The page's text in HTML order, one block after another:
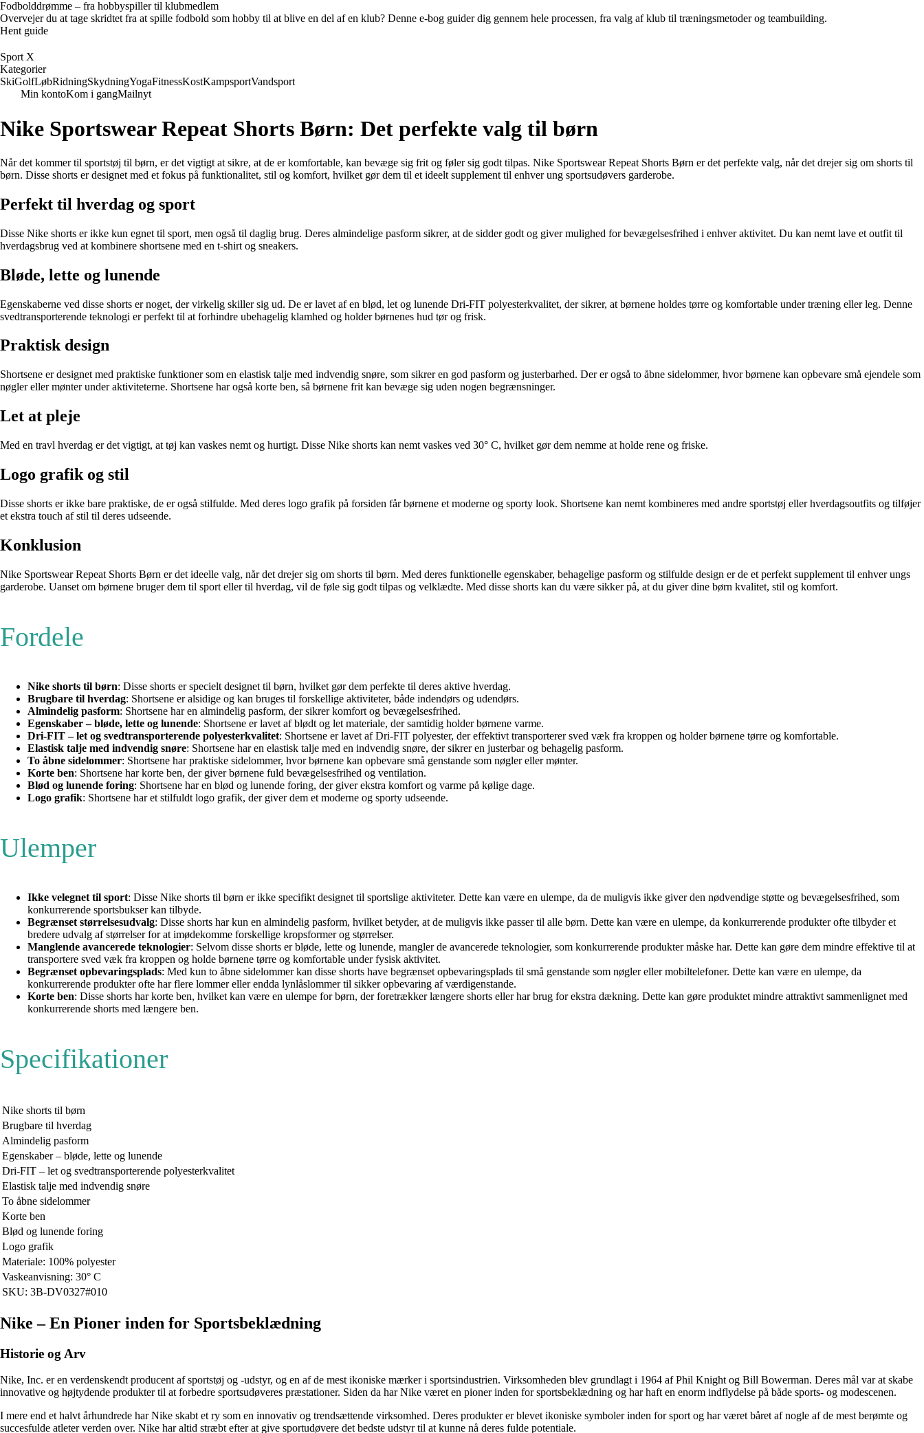
Fodbolddrømme – fra hobbyspiller til klubmedlem
Overvejer du at tage skridtet fra at spille fodbold som hobby til at blive en del af en klub? Denne e-bog guider dig gennem hele processen, fra valg af klub til træningsmetoder og teambuilding.
Hent guide
Sport X
Kategorier
SkiGolfLøbRidningSkydningYogaFitnessKostKampsportVandsport
Min kontoKom i gangMailnyt
Nike Sportswear Repeat Shorts Børn: Det perfekte valg til børn
Når det kommer til sportstøj til børn, er det vigtigt at sikre, at de er komfortable, kan bevæge sig frit og føler sig godt tilpas. Nike Sportswear Repeat Shorts Børn er det perfekte valg, når det drejer sig om shorts til
børn. Disse shorts er designet med et fokus på funktionalitet, stil og komfort, hvilket gør dem til et ideelt supplement til enhver ung sportsudøvers garderobe.
Perfekt til hverdag og sport
Disse Nike shorts er ikke kun egnet til sport, men også til daglig brug. Deres almindelige pasform sikrer, at de sidder godt og giver mulighed for bevægelsesfrihed i enhver aktivitet. Du kan nemt lave et outfit til
hverdagsbrug ved at kombinere shortsene med en t-shirt og sneakers.
Bløde, lette og lunende
Egenskaberne ved disse shorts er noget, der virkelig skiller sig ud. De er lavet af en blød, let og lunende Dri-FIT polyesterkvalitet, der sikrer, at børnene holdes tørre og komfortable under træning eller leg. Denne
svedtransporterende teknologi er perfekt til at forhindre ubehagelig klamhed og holder børnenes hud tør og frisk.
Praktisk design
Shortsene er designet med praktiske funktioner som en elastisk talje med indvendig snøre, som sikrer en god pasform og justerbarhed. Der er også to åbne sidelommer, hvor børnene kan opbevare små ejendele som
nøgler eller mønter under aktiviteterne. Shortsene har også korte ben, så børnene frit kan bevæge sig uden nogen begrænsninger.
Let at pleje
Med en travl hverdag er det vigtigt, at tøj kan vaskes nemt og hurtigt. Disse Nike shorts kan nemt vaskes ved 30° C, hvilket gør dem nemme at holde rene og friske.
Logo grafik og stil
Disse shorts er ikke bare praktiske, de er også stilfulde. Med deres logo grafik på forsiden får børnene et moderne og sporty look. Shortsene kan nemt kombineres med andre sportstøj eller hverdagsoutfits og tilføjer
et ekstra touch af stil til deres udseende.
Konklusion
Nike Sportswear Repeat Shorts Børn er det ideelle valg, når det drejer sig om shorts til børn. Med deres funktionelle egenskaber, behagelige pasform og stilfulde design er de et perfekt supplement til enhver ungs
garderobe. Uanset om børnene bruger dem til sport eller til hverdag, vil de føle sig godt tilpas og velklædte. Med disse shorts kan du være sikker på, at du giver dine børn kvalitet, stil og komfort.
Fordele
Nike shorts til børn: Disse shorts er specielt designet til børn, hvilket gør dem perfekte til deres aktive hverdag.
Brugbare til hverdag: Shortsene er alsidige og kan bruges til forskellige aktiviteter, både indendørs og udendørs.
Almindelig pasform: Shortsene har en almindelig pasform, der sikrer komfort og bevægelsesfrihed.
Egenskaber – bløde, lette og lunende: Shortsene er lavet af blødt og let materiale, der samtidig holder børnene varme.
Dri-FIT – let og svedtransporterende polyesterkvalitet: Shortsene er lavet af Dri-FIT polyester, der effektivt transporterer sved væk fra kroppen og holder børnene tørre og komfortable.
Elastisk talje med indvendig snøre: Shortsene har en elastisk talje med en indvendig snøre, der sikrer en justerbar og behagelig pasform.
To åbne sidelommer: Shortsene har praktiske sidelommer, hvor børnene kan opbevare små genstande som nøgler eller mønter.
Korte ben: Shortsene har korte ben, der giver børnene fuld bevægelsesfrihed og ventilation.
Blød og lunende foring: Shortsene har en blød og lunende foring, der giver ekstra komfort og varme på kølige dage.
Logo grafik: Shortsene har et stilfuldt logo grafik, der giver dem et moderne og sporty udseende.
Ulemper
Ikke velegnet til sport: Disse Nike shorts til børn er ikke specifikt designet til sportslige aktiviteter. Dette kan være en ulempe, da de muligvis ikke giver den nødvendige støtte og bevægelsesfrihed, som
konkurrerende sportsbukser kan tilbyde.
Begrænset størrelsesudvalg: Disse shorts har kun en almindelig pasform, hvilket betyder, at de muligvis ikke passer til alle børn. Dette kan være en ulempe, da konkurrerende produkter ofte tilbyder et
bredere udvalg af størrelser for at imødekomme forskellige kropsformer og størrelser.
Manglende avancerede teknologier: Selvom disse shorts er bløde, lette og lunende, mangler de avancerede teknologier, som konkurrerende produkter måske har. Dette kan gøre dem mindre effektive til at
transportere sved væk fra kroppen og holde børnene tørre og komfortable under fysisk aktivitet.
Begrænset opbevaringsplads: Med kun to åbne sidelommer kan disse shorts have begrænset opbevaringsplads til små genstande som nøgler eller mobiltelefoner. Dette kan være en ulempe, da
konkurrerende produkter ofte har flere lommer eller endda lynlåslommer til sikker opbevaring af værdigenstande.
Korte ben: Disse shorts har korte ben, hvilket kan være en ulempe for børn, der foretrækker længere shorts eller har brug for ekstra dækning. Dette kan gøre produktet mindre attraktivt sammenlignet med
konkurrerende shorts med længere ben.
Specifikationer
Nike shorts til børn
Brugbare til hverdag
Almindelig pasform
Egenskaber – bløde, lette og lunende
Dri-FIT – let og svedtransporterende polyesterkvalitet
Elastisk talje med indvendig snøre
To åbne sidelommer
Korte ben
Blød og lunende foring
Logo grafik
Materiale: 100% polyester
Vaskeanvisning: 30° C
SKU: 3B-DV0327#010
Nike – En Pioner inden for Sportsbeklædning
Historie og Arv
Nike, Inc. er en verdenskendt producent af sportstøj og -udstyr, og en af de mest ikoniske mærker i sportsindustrien. Virksomheden blev grundlagt i 1964 af Phil Knight og Bill Bowerman. Deres mål var at skabe
innovative og højtydende produkter til at forbedre sportsudøveres præstationer. Siden da har Nike været en pioner inden for sportsbeklædning og har haft en enorm indflydelse på både sports- og modescenen.
I mere end et halvt århundrede har Nike skabt et ry som en innovativ og trendsættende virksomhed. Deres produkter er blevet ikoniske symboler inden for sport og har været båret af nogle af de mest berømte og
succesfulde atleter verden over. Nike har altid stræbt efter at give sportudøvere det bedste udstyr til at kunne nå deres fulde potentiale.